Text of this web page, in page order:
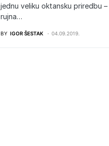
jednu veliku oktansku priredbu –
rujna…
BY IGOR ŠESTAK 04.09.2019.